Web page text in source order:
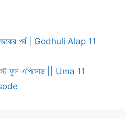
পর্ব | Godhuli Alap 11
ফুল এপিসোড || Uma 11